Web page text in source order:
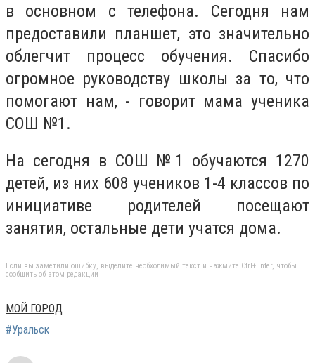
в основном с телефона. Сегодня нам
предоставили планшет, это значительно
облегчит процесс обучения. Спасибо
огромное руководству школы за то, что
помогают нам, - говорит мама ученика
СОШ №1.
На сегодня в СОШ №1 обучаются 1270
детей, из них 608 учеников 1-4 классов по
инициативе родителей посещают
занятия, остальные дети учатся дома.
Если вы заметили ошибку, выделите необходимый текст и нажмите Ctrl+Enter, чтобы
сообщить об этом редакции
МОЙ ГОРОД
#Уральск